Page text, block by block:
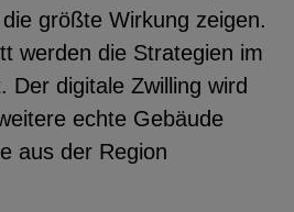
größte Wirkung zeigen.
werden die Strategien im
Der digitale Zwilling wird
echte Gebäude
aus der Region